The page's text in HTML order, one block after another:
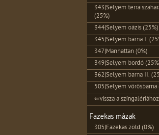
343|Selyem terra
(25%)
344|Selyem oázis (25%)
345|Selyem barna I.
347|Manhattan (0%)
349|Selyem bordó
362|Selyem barna II.
505|Selyem vörösbarna
⇐vissza a színgalériához
Fazekas mázak
305|Fazekas zöld (0%)